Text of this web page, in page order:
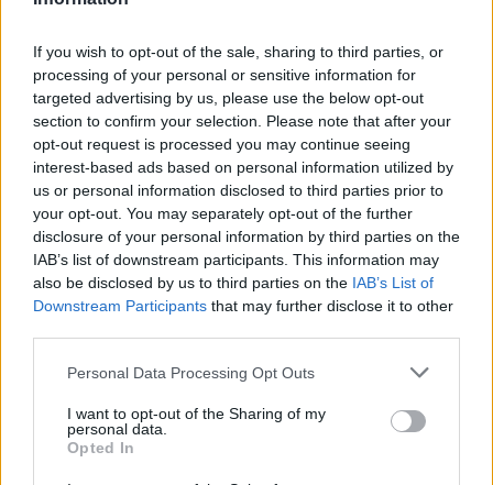
If you wish to opt-out of the sale, sharing to third parties, or
processing of your personal or sensitive information for
targeted advertising by us, please use the below opt-out
section to confirm your selection. Please note that after your
opt-out request is processed you may continue seeing
interest-based ads based on personal information utilized by
us or personal information disclosed to third parties prior to
your opt-out. You may separately opt-out of the further
disclosure of your personal information by third parties on the
IAB’s list of downstream participants. This information may
also be disclosed by us to third parties on the IAB’s List of
Downstream Participants that may further disclose it to other
Please note that this website/app uses one or more Google
not limited to your visit or usage behaviour. You may click to
grant or deny consent to Google and its third-party tags to
use your data for below specified purposes in below Google
Personal Data Processing Opt Outs
I want to opt-out of the Sharing of my
personal data.
Opted In
Zastępca redaktor naczelnej Tabletowo.pl
Moja miłość do telefonów komórkowych zaczęła się od
Nokii 3410 i trwa nieprzerwanie po dziś dzień. Z dużym
zainteresowaniem obserwuję rynek i pojawiające się na
nim nowości. Na Tabletowo jestem od 2015 roku.
© 2026 Tabletowo.pl. Wszelkie prawa zastrzeżone. K